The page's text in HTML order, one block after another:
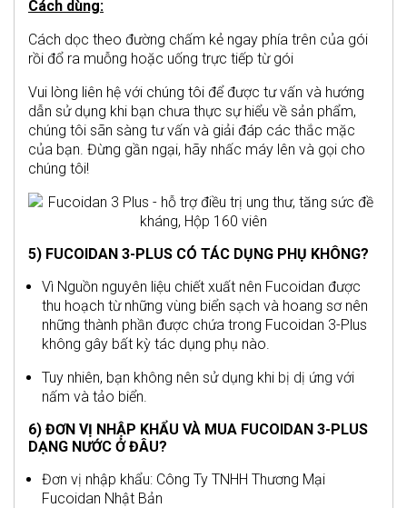
Cách dùng:
Cách dọc theo đường chấm kẻ ngay phía trên của gói
rồi đổ ra muỗng hoặc uống trực tiếp từ gói
Vui lòng liên hệ với chúng tôi để được tư vấn và hướng
dẫn sử dụng khi bạn chưa thực sự hiểu về sản phẩm,
chúng tôi sãn sàng tư vấn và giải đáp các thắc mặc
của bạn. Đừng gần ngại, hãy nhấc máy lên và gọi cho
chúng tôi!
5) FUCOIDAN 3-PLUS CÓ TÁC DỤNG PHỤ KHÔNG?
Vì Nguồn nguyên liệu chiết xuất nên Fucoidan được
thu hoạch từ những vùng biển sạch và hoang sơ nên
những thành phần được chứa trong Fucoidan 3-Plus
không gây bất kỳ tác dụng phụ nào.
Tuy nhiên, bạn không nên sử dụng khi bị dị ứng với
nấm và tảo biển.
6) ĐƠN VỊ NHẬP KHẨU VÀ MUA FUCOIDAN 3-PLUS
DẠNG NƯỚC Ở ĐÂU?
Đơn vị nhập khẩu: Công Ty TNHH Thương Mại
Fucoidan Nhật Bản